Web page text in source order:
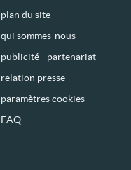
plan du site
qui sommes-nous
publicité - partenariat
relation presse
paramètres cookies
FAQ